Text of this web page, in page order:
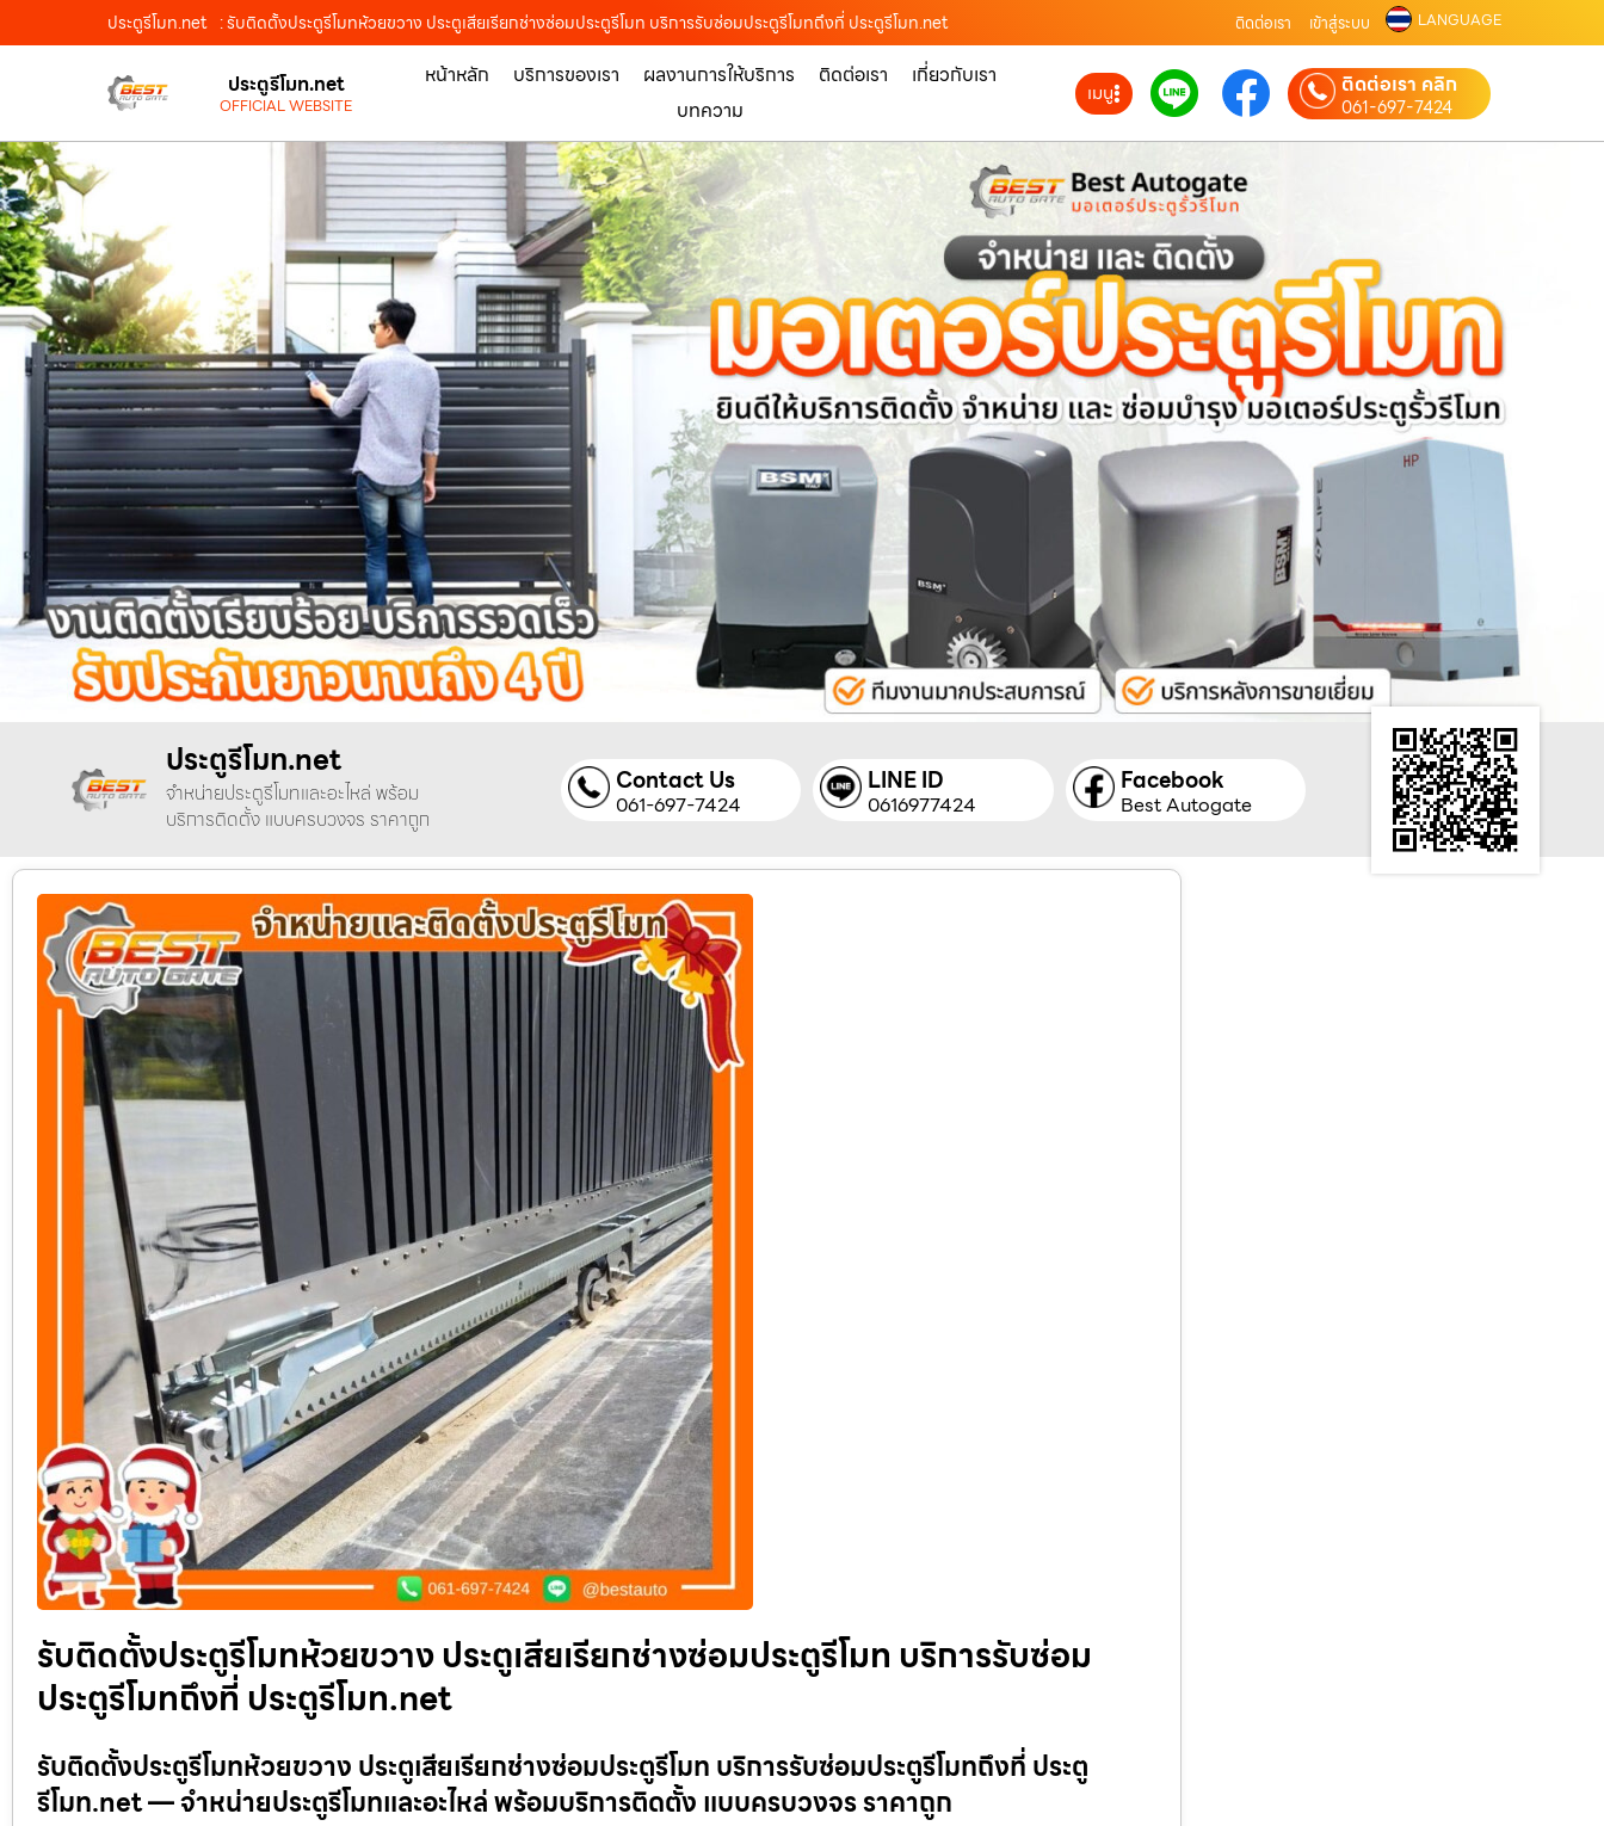
ประตูรีโมท.net : รับติดตั้งประตูรีโมทห้วยขวาง ประตูเสียเรียกช่างซ่อมประตูรีโมท บริการรับซ่อมประตูรีโมทถึงที่ ประตูรีโมท.net ติดต่อเรา เข้าสู่ระบบ LANGUAGE
ประตูรีโมท.net
OFFICIAL WEBSITE
หน้าหลัก บริการของเรา ผลงานการให้บริการ ติดต่อเรา
เกี่ยวกับเรา
บทความ
เมนู ติดต่อเรา คลิก
061-697-7424
ประตูรีโมท.net
จำหน่ายประตูรีโมทและอะไหล่ พร้อม
บริการติดตั้ง แบบครบวงจร ราคาถูก
Contact Us
061-697-7424
LINE ID
0616977424
Facebook
Best Autogate
รับติดตั้งประตูรีโมทห้วยขวาง ประตูเสียเรียกช่างซ่อมประตูรีโมท บริการรับซ่อม
ประตูรีโมทถึงที่ ประตูรีโมท.net
รับติดตั้งประตูรีโมทห้วยขวาง ประตูเสียเรียกช่างซ่อมประตูรีโมท บริการรับซ่อมประตูรีโมทถึงที่ ประตู
รีโมท.net — จำหน่ายประตูรีโมทและอะไหล่ พร้อมบริการติดตั้ง แบบครบวงจร ราคาถูก